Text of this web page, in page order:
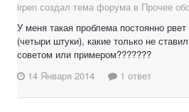
irpen создал тема форума в Прочее
У меня такая проблема постоянно
(четыри штуки), какие только не
советом или примером???????
14 Января 2014
1 ответ